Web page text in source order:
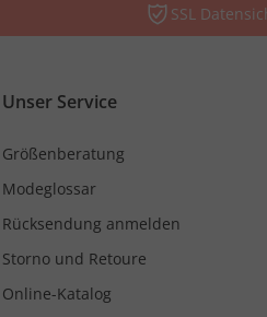
SSL
Unser Service
Größenberatung
Modeglossar
Rücksendung anmelden
Storno und Retoure
Online-Katalog